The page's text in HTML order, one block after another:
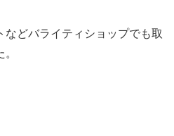
などバライティショップでも取